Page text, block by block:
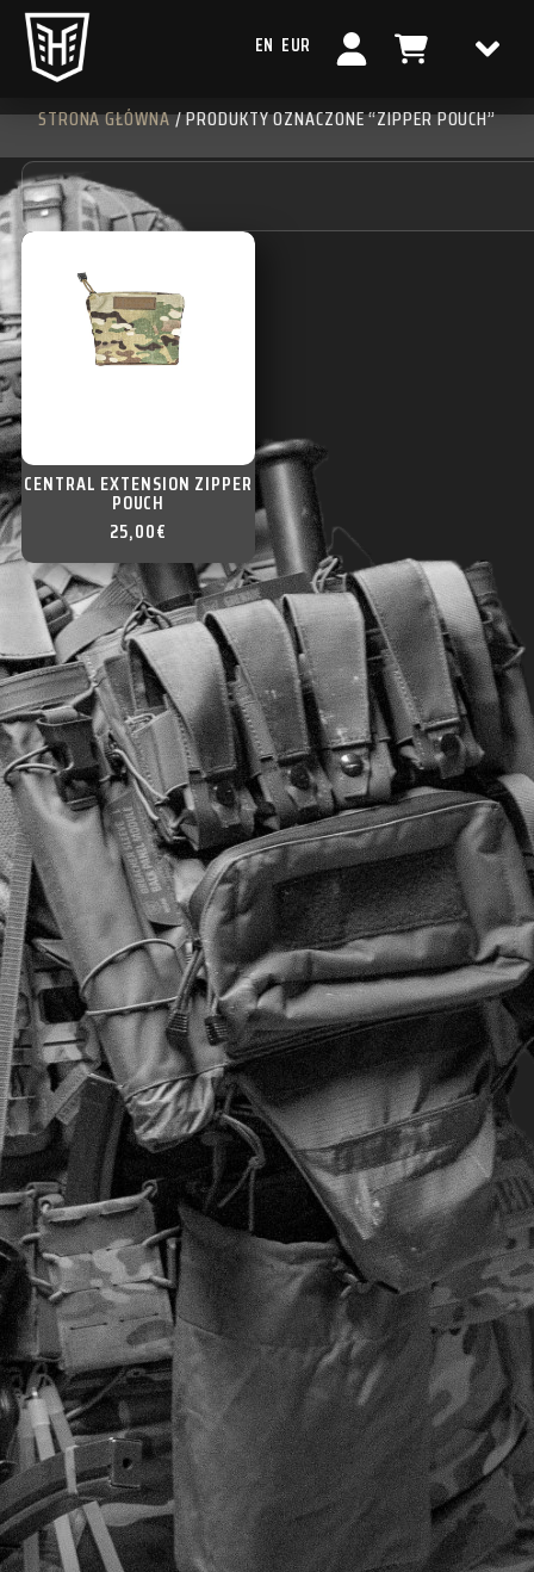
EN EUR
STRONA GŁÓWNA/ PRODUKTY OZNACZONE “ZIPPER POUCH”
CENTRAL EXTENSION ZIPPER
POUCH
25,00€